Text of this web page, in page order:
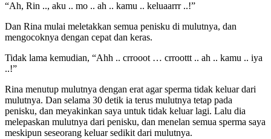
“Ah, Rin .., aku .. mo .. ah .. kamu .. keluaarrr ..!”
Dan Rina mulai meletakkan semua penisku di mulutnya, dan
mengocoknya dengan cepat dan keras.
Tidak lama kemudian, “Ahh .. crrooot … crroottt .. ah .. kamu .. iya
..!”
Rina menutup mulutnya dengan erat agar sperma tidak keluar dari
mulutnya. Dan selama 30 detik ia terus mulutnya tetap pada
penisku, dan meyakinkan saya untuk tidak keluar lagi. Lalu dia
melepaskan mulutnya dari penisku, dan menelan semua sperma saya
meskipun seseorang keluar sedikit dari mulutnya.